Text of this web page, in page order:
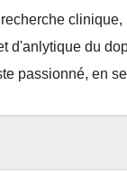
d'anlytique du
passionné, en